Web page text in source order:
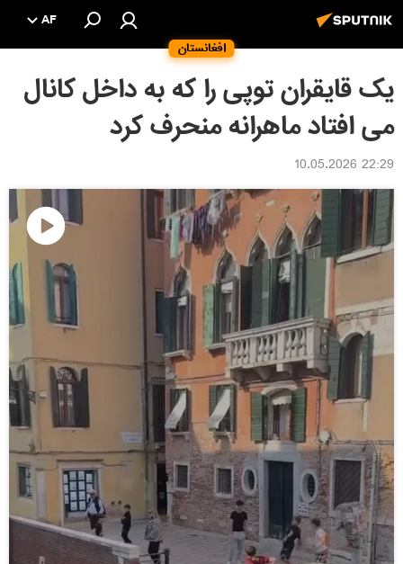
افغانستان
AF
یک قایقران توپی را که به داخل کانال
می افتاد ماهرانه منحرف کرد
22:29 10.05.2026
پخش